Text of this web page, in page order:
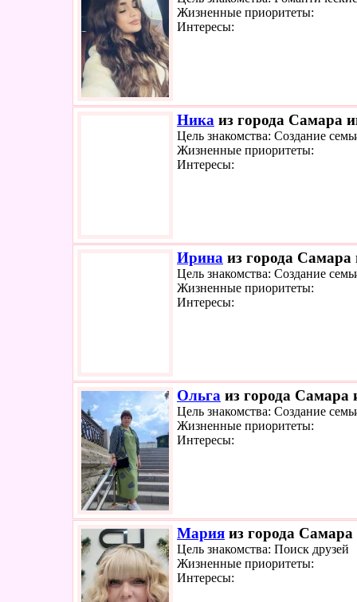
Жизненные приоритеты:
Интересы:
Ника из города Самара
Цель знакомства: Создание
Жизненные приоритеты:
Интересы:
Ирина из города Самара
Цель знакомства: Создание
Жизненные приоритеты:
Интересы:
Ольга из города Самара
Цель знакомства: Создание
Жизненные приоритеты:
Интересы:
Мария из города
Цель знакомства: Поиск друзей
Жизненные приоритеты:
Интересы: